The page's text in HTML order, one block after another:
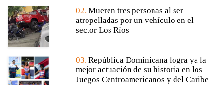
02. Mueren tres personas al ser
atropelladas por un vehículo en el
sector Los Ríos
03. República Dominicana logra ya la
mejor actuación de su historia en los
Juegos Centroamericanos y del Caribe